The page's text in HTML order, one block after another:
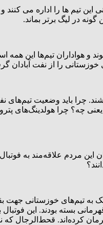
ها را اداره می کنند
در لیگ برتر بماند.
و هواداران تیم‌ها این
باید وضعیت تیم‌های
چه؟ چرا هولدینگ‌های
این مردم علاقه‌مند به
خوزستانی جهت بقای
بسته بودند. این
کرده‌اند. قحط‌الرجال